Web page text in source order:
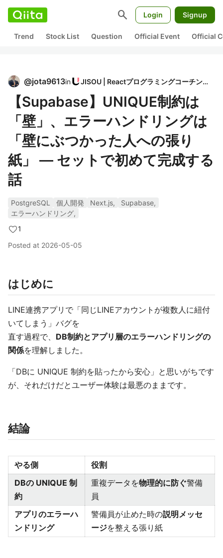
search Login Signup
Trend Stock List Question Official Event Official
@jota9613in JISOU | Reactプログラミングコーチング
【Supabase】UNIQUE制約は
「壁」、エラーハンドリングは
「壁にぶつかった人への張り
紙」 — セットで初めて完成する
話
PostgreSQL 個人開発 Next.js,
Supabase,
エラーハンドリング,
1
Posted at 2026-05-05
はじめに
LINE連携アプリで「同じLINEアカウントが複数人に紐付
いてしまう」バグを
直す過程で、 DB制約とアプリ層のエラーハンドリングの
関係を理解しました。
「DBに UNIQUE 制約を貼ったから安心」と思いがちです
が、それだけだとユーザー体験は最悪のままです。
結論
やる側
役割
DBの UNIQUE 制
約
重複データを物理的に防ぐ警備
員
アプリのエラーハ
ンドリング
警備員が止めた時の説明メッセ
ージを整える張り紙